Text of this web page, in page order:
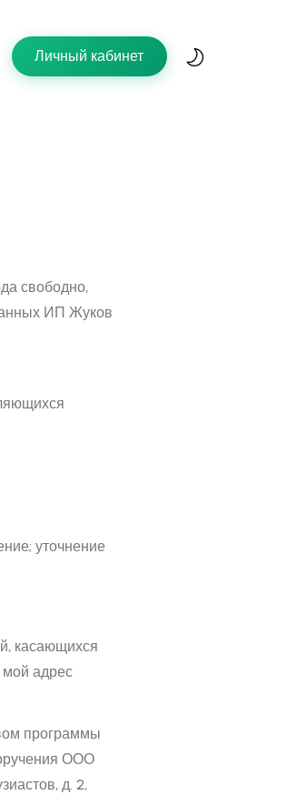
Личный кабинет
свободно,
ИП Жуков
уточнение
касающихся
мой адрес
программы
ООО
д. 2,